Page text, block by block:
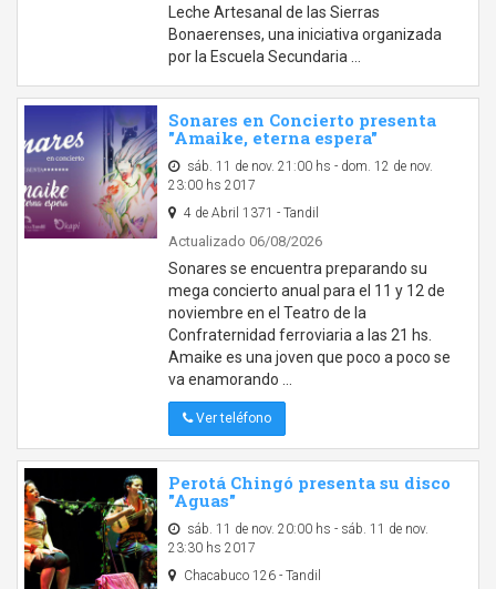
Leche Artesanal de las Sierras
Bonaerenses, una iniciativa organizada
por la Escuela Secundaria …
Sonares en Concierto presenta
"Amaike, eterna espera"
sáb. 11 de nov. 21:00 hs - dom. 12 de nov.
23:00 hs 2017
4 de Abril 1371 - Tandil
Actualizado 06/08/2026
Sonares se encuentra preparando su
mega concierto anual para el 11 y 12 de
noviembre en el Teatro de la
Confraternidad ferroviaria a las 21 hs.
Amaike es una joven que poco a poco se
va enamorando …
Ver teléfono
Perotá Chingó presenta su disco
"Aguas"
sáb. 11 de nov. 20:00 hs - sáb. 11 de nov.
23:30 hs 2017
Chacabuco 126 - Tandil